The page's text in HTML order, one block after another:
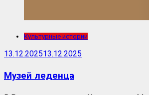
Культурные истории
13.12.202513.12.2025
Музей леденца